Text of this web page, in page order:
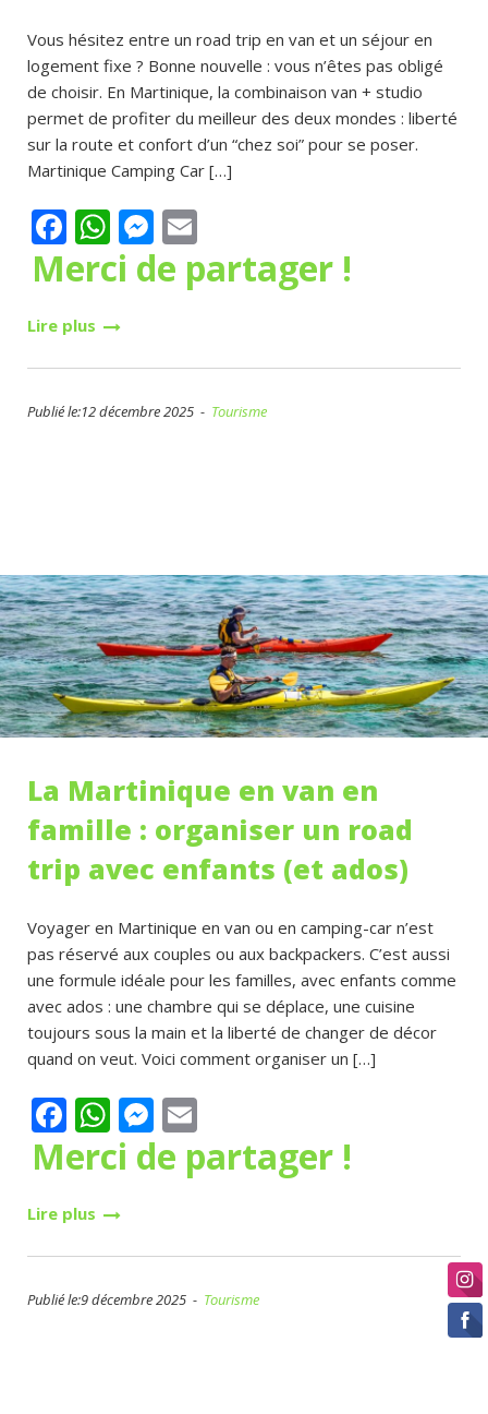
Vous hésitez entre un road trip en van et un séjour en
logement fixe ? Bonne nouvelle : vous n’êtes pas obligé
de choisir. En Martinique, la combinaison van + studio
permet de profiter du meilleur des deux mondes : liberté
sur la route et confort d’un “chez soi” pour se poser.
Martinique Camping Car […]
Facebook
WhatsApp
Messenger
Merci de partager !
Lire plus
Publié le:12 décembre 2025 - Tourisme
La Martinique en van en
famille : organiser un road
trip avec enfants (et ados)
Voyager en Martinique en van ou en camping-car n’est
pas réservé aux couples ou aux backpackers. C’est aussi
une formule idéale pour les familles, avec enfants comme
avec ados : une chambre qui se déplace, une cuisine
toujours sous la main et la liberté de changer de décor
quand on veut. Voici comment organiser un […]
Facebook
WhatsApp
Messenger
Merci de partager !
Lire plus
Publié le:9 décembre 2025 - Tourisme